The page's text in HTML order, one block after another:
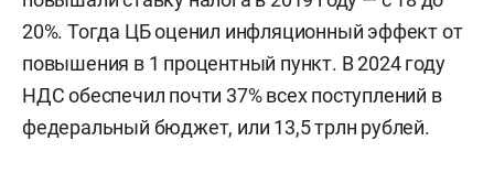
20%. Тогда ЦБ оценил инфляционный эффект от
повышения в 1 процентный пункт. В 2024 году
НДС обеспечил почти 37% всех поступлений в
федеральный бюджет, или 13,5 трлн рублей.